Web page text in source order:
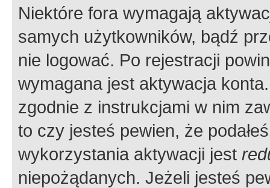
Niektóre fora wymagają
samych użytkowników, bądź
nie logować. Po rejestracji
wymagana jest aktywacja
zgodnie z instrukcjami w nim
to czy jesteś pewien, że
wykorzystania aktywacji jest
niepożądanych. Jeżeli jesteś